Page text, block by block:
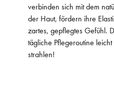
verbinden sich mit dem
der Haut, fördern ihre
zartes, gepflegtes Gefühl.
tägliche Pflegeroutine
strahlen!